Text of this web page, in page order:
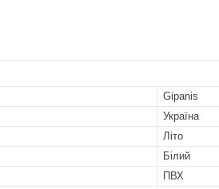
Gipanis
Україна
Літо
Білий
ПВХ